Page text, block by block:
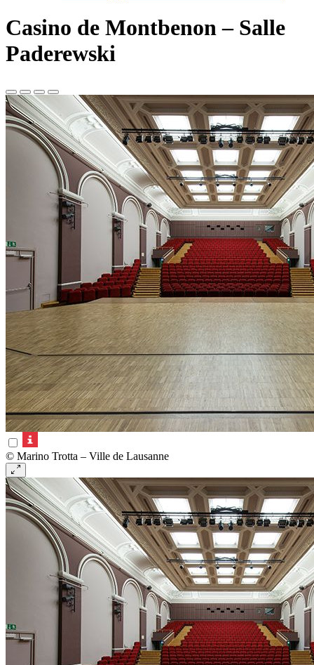
Casino de Montbenon – Salle
Paderewski
© Marino Trotta – Ville de Lausanne